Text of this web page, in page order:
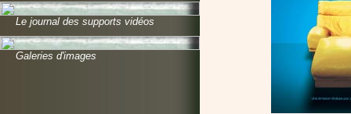
Le journal des supports vidéos
Galeries d'images